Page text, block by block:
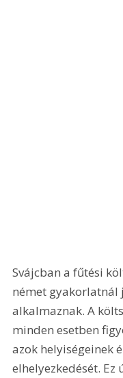
Svájcban a fűtési
német
alkalmaznak. A
minden esetben
azok helyiségeinek
elhelyezkedését. Ez